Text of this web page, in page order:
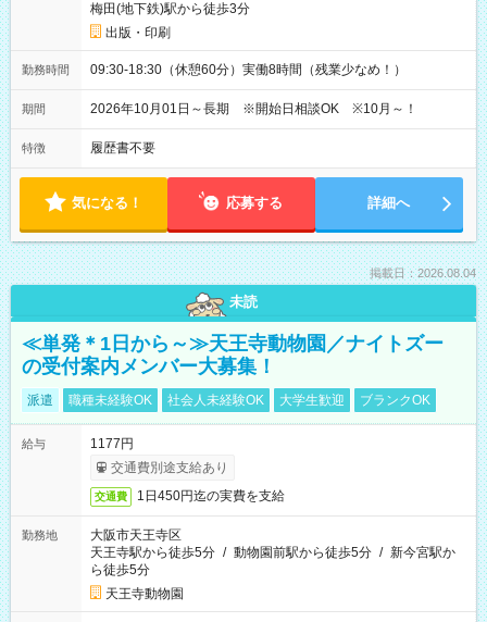
梅田(地下鉄)駅から徒歩3分
出版・印刷
勤務時間 09:30-18:30（休憩60分）実働8時間（残業少なめ！）
期間 2026年10月01日～長期 ※開始日相談OK ※10月～！
特徴 履歴書不要
気になる！ 応募する 詳細へ
掲載日：2026.08.04
未読
≪単発＊1日から～≫天王寺動物園／ナイトズー
の受付案内メンバー大募集！
派遣 職種未経験OK 社会人未経験OK 大学生歓迎 ブランクOK
給与
1177円
交通費別途支給あり
交通費 1日450円迄の実費を支給
勤務地
大阪市天王寺区
天王寺駅から徒歩5分 / 動物園前駅から徒歩5分 / 新今宮駅か
ら徒歩5分
天王寺動物園